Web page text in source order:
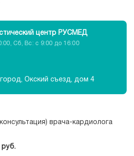
центр РУСМЕД
Сб, Вс: c 9:00 до 16:00
Окский съезд, дом 4
врача-кардиолога
руб.